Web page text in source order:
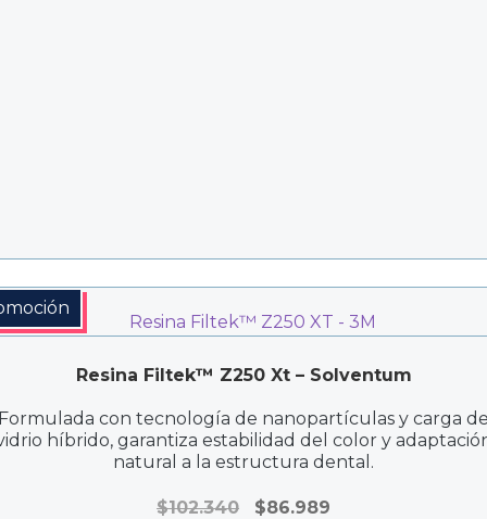
Resina Filtek™ Z250 Xt – Solventum
con tecnología de nanopartículas y carga
híbrido, garantiza estabilidad del color y
natural a la estructura dental.
$102.340
El$86.989El